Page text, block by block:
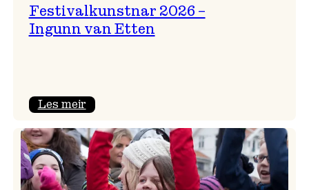
Festivalkunstnar 2026 –
Ingunn van Etten
Les meir:
2026
–
Ingunn van Etten